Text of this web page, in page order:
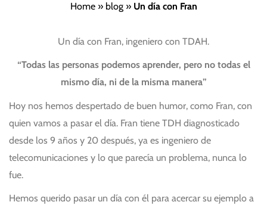
Home» blog» Un día con Fran
Un día con Fran, ingeniero con TDAH.
“Todas las personas podemos aprender, pero no todas el
mismo día, ni de la misma manera”
Hoy nos hemos despertado de buen humor, como Fran, con
quien vamos a pasar el día. Fran tiene TDH diagnosticado
desde los 9 años y 20 después, ya es ingeniero de
telecomunicaciones y lo que parecía un problema, nunca lo
fue.
Hemos querido pasar un día con él para acercar su ejemplo a